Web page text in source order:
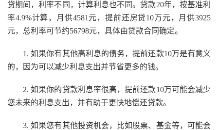
贷期间，利率不同，计算利息也不同。贷款20年，按基准利
率4.9%计算，月供4581元，提前还房贷10万元，月供3925
元，总利率可节约56798元，具体由贷款合同确定。
1. 如果你有其他高利息的债务，提前还款10万是有意义
的，因为可以减少利息支出并节省更多的钱。
2. 如果你的贷款利息率很高，提前还款10万可能会减少
您未来的利息支出，并有助于更快地偿还贷款。
3. 如果您有其他投资机会，比如股票、基金等，可能会